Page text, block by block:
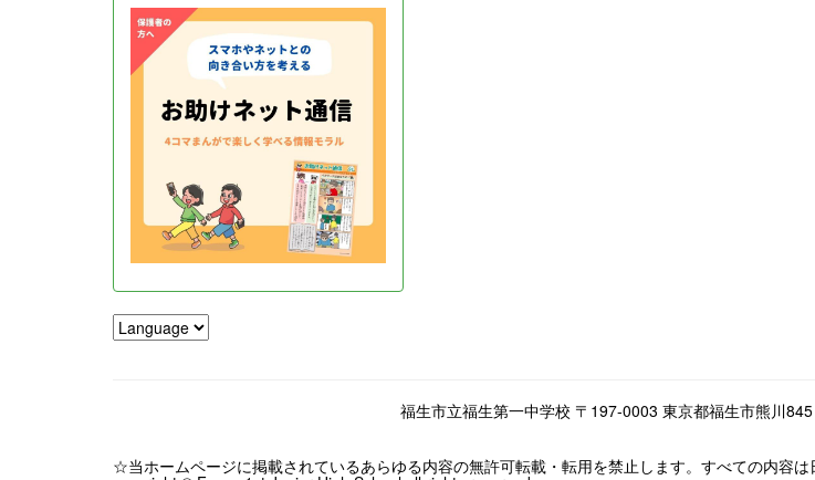
福生市立福生第一中学校 〒197-0003 東京都福生市熊川
☆当ホームページに掲載されているあらゆる内容の無許可転載・転用を禁止します。すべての内容は